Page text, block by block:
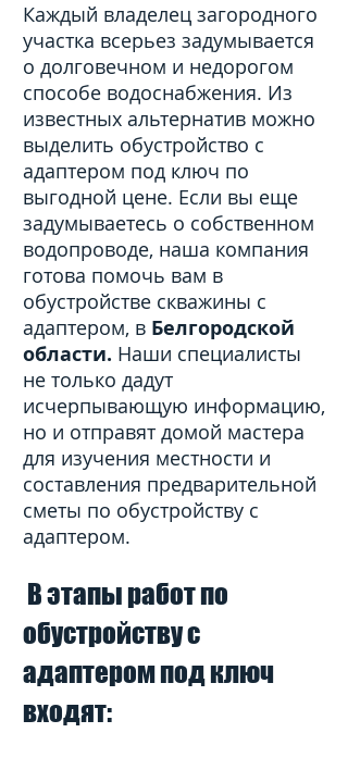
Каждый владелец загородного
участка всерьез задумывается
о долговечном и недорогом
способе водоснабжения. Из
известных альтернатив можно
выделить обустройство с
адаптером под ключ по
выгодной цене. Если вы еще
задумываетесь о собственном
водопроводе, наша компания
готова помочь вам в
обустройстве скважины с
адаптером, в Белгородской
области. Наши специалисты
не только дадут
исчерпывающую информацию,
но и отправят домой мастера
для изучения местности и
составления предварительной
сметы по обустройству с
адаптером.
В этапы работ по
обустройству с
адаптером под ключ
входят: